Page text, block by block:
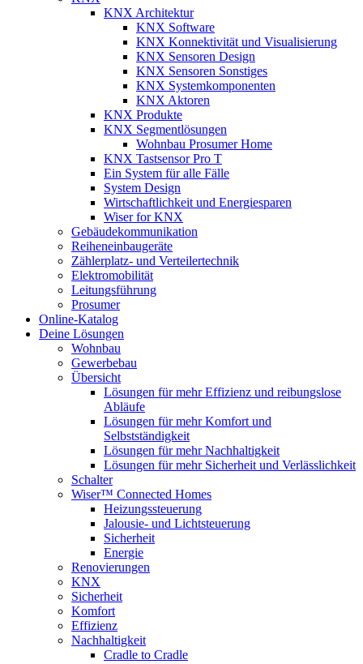
KNX Architektur
KNX Software
KNX Konnektivität und Visualisierung
KNX Sensoren Design
KNX Sensoren Sonstiges
KNX Systemkomponenten
KNX Aktoren
KNX Produkte
KNX Segmentlösungen
Wohnbau Prosumer Home
KNX Tastsensor Pro T
Ein System für alle Fälle
System Design
Wirtschaftlichkeit und Energiesparen
Wiser for KNX
Gebäudekommunikation
Reiheneinbaugeräte
Zählerplatz- und Verteilertechnik
Elektromobilität
Leitungsführung
Prosumer
Online-Katalog
Deine Lösungen
Wohnbau
Gewerbebau
Übersicht
Lösungen für mehr Effizienz und reibungslose
Abläufe
Lösungen für mehr Komfort und
Selbstständigkeit
Lösungen für mehr Nachhaltigkeit
Lösungen für mehr Sicherheit und Verlässlichkeit
Schalter
Wiser™ Connected Homes
Heizungssteuerung
Jalousie- und Lichtsteuerung
Sicherheit
Energie
Renovierungen
KNX
Sicherheit
Komfort
Effizienz
Nachhaltigkeit
Cradle to Cradle